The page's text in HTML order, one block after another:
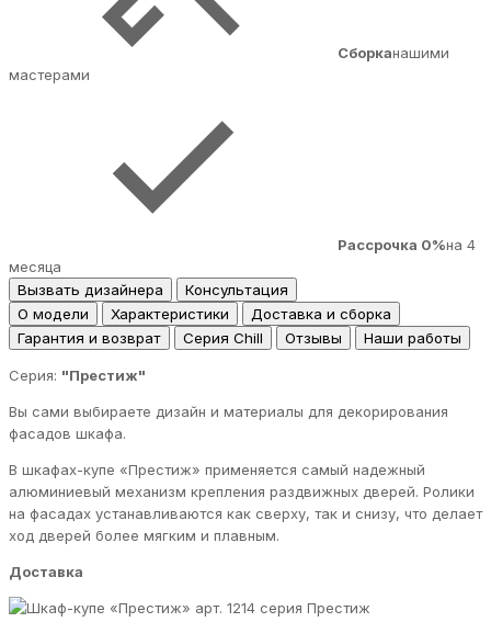
Сборканашими
мастерами
Рассрочка 0%на 4
месяца
Вызвать дизайнера
Консультация
О модели
Характеристики
Доставка и сборка
Гарантия и возврат
Серия Chill Отзывы Наши работы
Серия: "Престиж"
Вы сами выбираете дизайн и материалы для декорирования
фасадов шкафа.
В шкафах-купе «Престиж» применяется самый надежный
алюминиевый механизм крепления раздвижных дверей. Ролики
на фасадах устанавливаются как сверху, так и снизу, что делает
ход дверей более мягким и плавным.
Доставка
серия Престиж